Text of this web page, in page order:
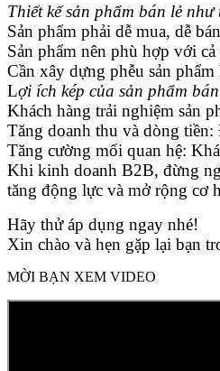
Thiết kế sản phẩm bán lẻ như
Sản phẩm phải dễ mua, dễ
Sản phẩm nên phù hợp với
Cần xây dựng phễu sản
Lợi ích kép của sản phẩm
Khách hàng trải nghiệm sản
Tăng doanh thu và dòng
Tăng cường mối quan hệ:
Khi kinh doanh B2B, đừng
tăng động lực và mở rộng cơ
Hãy thử áp dụng ngay nhé!
Xin chào và hẹn gặp lại bạn
MỜI BẠN XEM VIDEO